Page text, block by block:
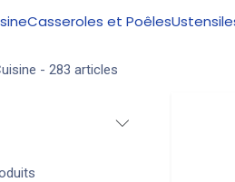
Casseroles et Poêles
- 283 articles